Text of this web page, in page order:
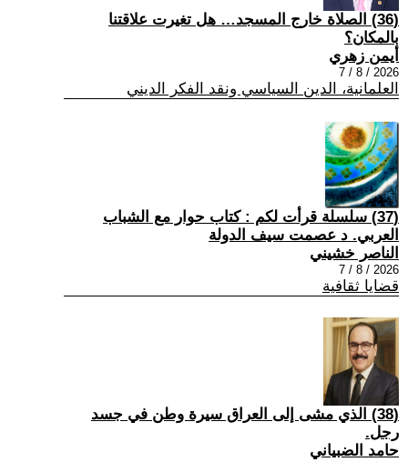
(36) الصلاة خارج المسجد… هل تغيرت علاقتنا
بالمكان؟
أيمن زهري
2026 / 8 / 7
العلمانية، الدين السياسي ونقد الفكر الديني
(37) سلسلة قرأت لكم : كتاب حوار مع الشباب
العربي. د عصمت سيف الدولة
الناصر خشيني
2026 / 8 / 7
قضايا ثقافية
(38) الذي مشى إلى العراق سيرة وطن في جسد
رجل.
حامد الضبياني